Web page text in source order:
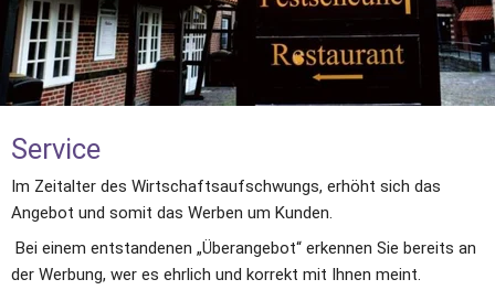
Service
Im Zeitalter des Wirtschaftsaufschwungs, erhöht sich das
Angebot und somit das Werben um Kunden.
Bei einem entstandenen „Überangebot“ erkennen Sie bereits an
der Werbung, wer es ehrlich und korrekt mit Ihnen meint.